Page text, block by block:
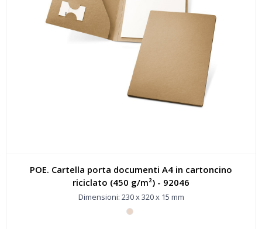
POE. Cartella porta documenti A4 in cartoncino
riciclato (450 g/m²) - 92046
Dimensioni: 230 x 320 x 15 mm